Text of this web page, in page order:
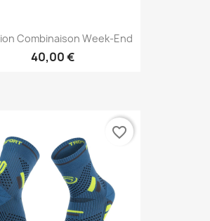
Combinaison Week-End
40,00 €
favorite_border